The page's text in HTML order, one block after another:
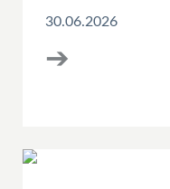
30.06.2026
➔